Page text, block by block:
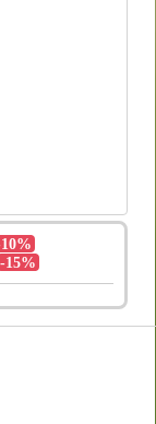
-15%